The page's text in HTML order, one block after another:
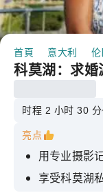
首頁 意大利 伦
科莫湖：求婚
时程 2 小时 30
亮点
用专业摄影
享受科莫湖